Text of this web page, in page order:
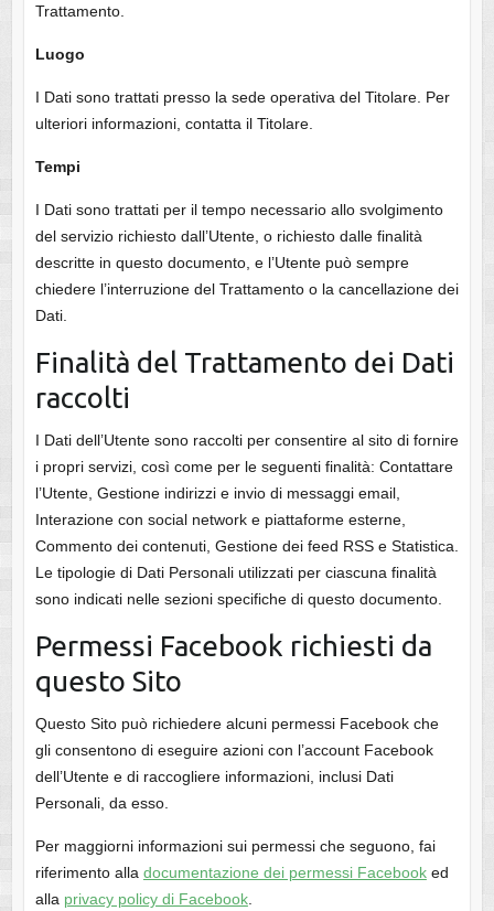
Trattamento.
Luogo
I Dati sono trattati presso la sede operativa del Titolare. Per
ulteriori informazioni, contatta il Titolare.
Tempi
I Dati sono trattati per il tempo necessario allo svolgimento
del servizio richiesto dall’Utente, o richiesto dalle finalità
descritte in questo documento, e l’Utente può sempre
chiedere l’interruzione del Trattamento o la cancellazione dei
Dati.
Finalità del Trattamento dei Dati
raccolti
I Dati dell’Utente sono raccolti per consentire al sito di fornire
i propri servizi, così come per le seguenti finalità: Contattare
l’Utente, Gestione indirizzi e invio di messaggi email,
Interazione con social network e piattaforme esterne,
Commento dei contenuti, Gestione dei feed RSS e Statistica.
Le tipologie di Dati Personali utilizzati per ciascuna finalità
sono indicati nelle sezioni specifiche di questo documento.
Permessi Facebook richiesti da
questo Sito
Questo Sito può richiedere alcuni permessi Facebook che
gli consentono di eseguire azioni con l’account Facebook
dell’Utente e di raccogliere informazioni, inclusi Dati
Personali, da esso.
Per maggiorni informazioni sui permessi che seguono, fai
riferimento alla documentazione dei permessi Facebooked
alla privacy policy di Facebook.